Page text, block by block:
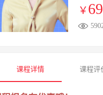
￥
课程详情 课程评